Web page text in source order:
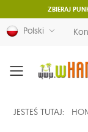
ZBIERAJ
Polski
Menu
JESTEŚ TUTAJ: